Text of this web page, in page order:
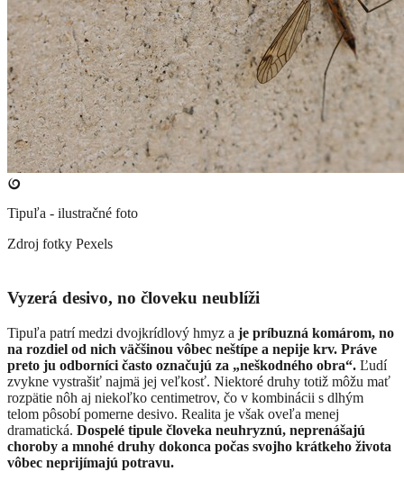
Tipuľa - ilustračné foto
Zdroj fotky Pexels
Vyzerá desivo, no človeku neublíži
Tipuľa patrí medzi dvojkrídlový hmyz a je príbuzná komárom, no
na rozdiel od nich väčšinou vôbec neštípe a nepije krv. Práve
preto ju odborníci často označujú za „neškodného obra“. Ľudí
zvykne vystrašiť najmä jej veľkosť. Niektoré druhy totiž môžu mať
rozpätie nôh aj niekoľko centimetrov, čo v kombinácii s dlhým
telom pôsobí pomerne desivo. Realita je však oveľa menej
dramatická. Dospelé tipule človeka neuhryznú, neprenášajú
choroby a mnohé druhy dokonca počas svojho krátkeho života
vôbec neprijímajú potravu.